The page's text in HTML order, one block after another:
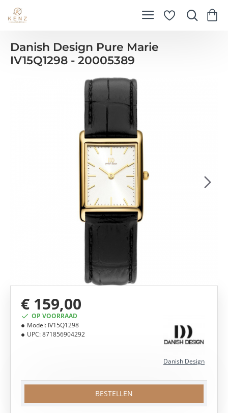
Danish Design Pure Marie
IV15Q1298 - 20005389
OP VOORRAAD
Model: IV15Q1298
UPC:871856904292
Danish Design
€ 159,00
BESTELLEN